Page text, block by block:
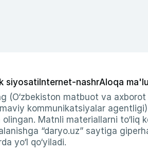
siyosati Internet-nashrAloqa
(O‘zbekiston matbuot va
kommunikatsiyalar
Matnli materiallarni
“daryo.uz” saytiga
yo‘l qo‘yiladi.